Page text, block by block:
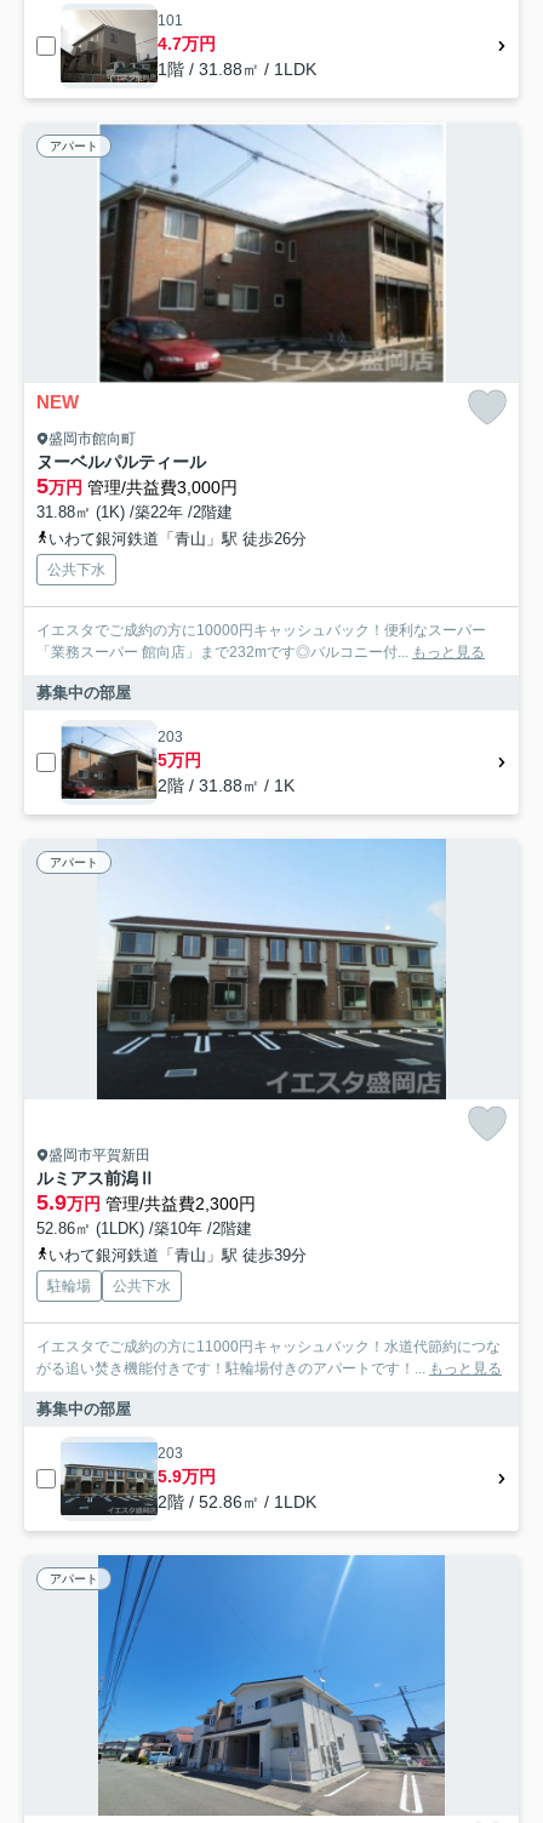
101
4.7万円
1階 / 31.88㎡ / 1LDK
アパート
NEW
盛岡市館向町
ヌーベルパルティール
5万円 管理/共益費3,000円
31.88㎡ (1K) /築22年 /2階建
いわて銀河鉄道「青山」駅 徒歩26分
公共下水
イエスタでご成約の方に10000円キャッシュバック！便利なスーパー
「業務スーパー 館向店」まで232mです◎バルコニー付... もっと見る
募集中の部屋
203
5万円
2階 / 31.88㎡ / 1K
アパート
盛岡市平賀新田
ルミアス前潟Ⅱ
5.9万円 管理/共益費2,300円
52.86㎡ (1LDK) /築10年 /2階建
いわて銀河鉄道「青山」駅 徒歩39分
駐輪場 公共下水
イエスタでご成約の方に11000円キャッシュバック！水道代節約につな
がる追い焚き機能付きです！駐輪場付きのアパートです！... もっと見る
募集中の部屋
203
5.9万円
2階 / 52.86㎡ / 1LDK
アパート